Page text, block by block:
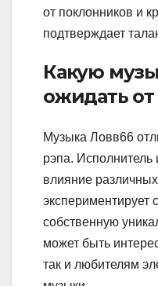
от поклонников и
подтверждает
Какую
ожидать от
Музыка Ловв66
рэпа.
влияние
экспериментирует
собственную
может быть
так и любителям